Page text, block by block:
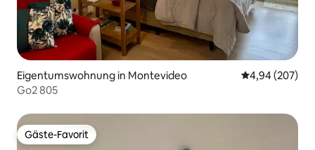
Eigentumswohnung in Montevideo
4,94 (207)
Go2 805
Gäste-Favorit
Gäste-Favorit